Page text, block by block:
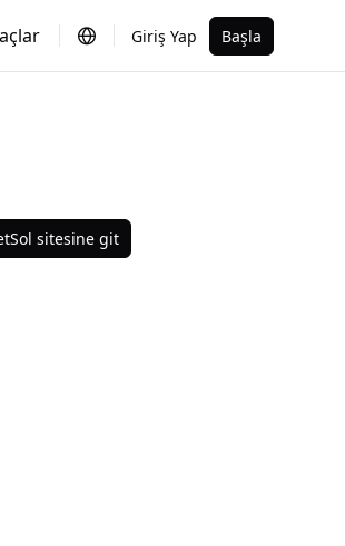
Giriş Yap Başla
sitesine git